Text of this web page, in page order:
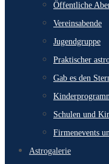
Öffentliche
Vereinsabende
Jugendgruppe
Praktischer
Gab es den
Schulen und
Firmenevents
Astrogalerie